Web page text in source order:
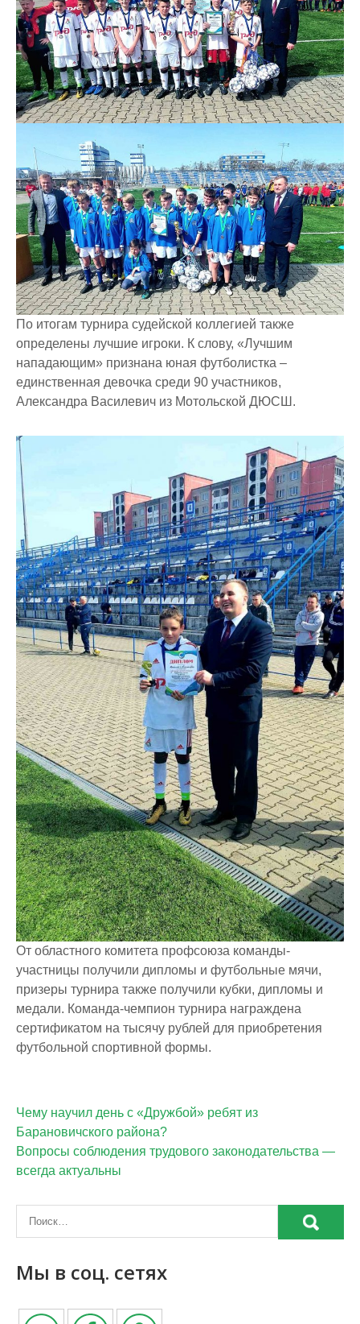
По итогам турнира судейской коллегией также
определены лучшие игроки. К слову, «Лучшим
нападающим» признана юная футболистка –
единственная девочка среди 90 участников,
Александра Василевич из Мотольской ДЮСШ.
От областного комитета профсоюза команды-
участницы получили дипломы и футбольные мячи,
призеры турнира также получили кубки, дипломы и
медали. Команда-чемпион турнира награждена
сертификатом на тысячу рублей для приобретения
футбольной спортивной формы.
Чему научил день с «Дружбой» ребят из
Барановичского района?
Вопросы соблюдения трудового законодательства —
всегда актуальны
Мы в соц. сетях